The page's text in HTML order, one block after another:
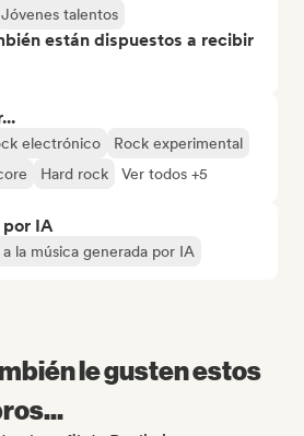
Jóvenes talentos
están dispuestos a recibir
electrónico
Rock experimental
Hard rock Ver todos +5
por IA
la música generada por IA
le gusten estos